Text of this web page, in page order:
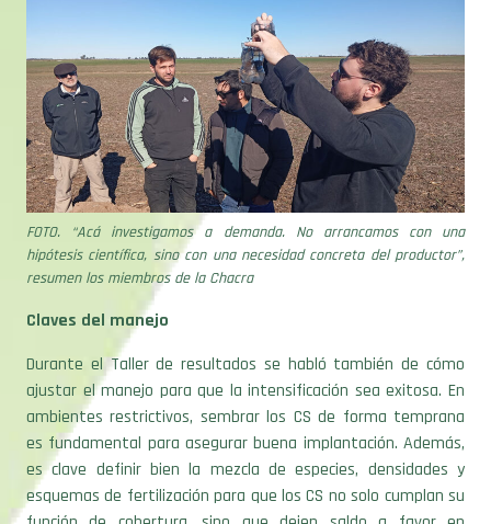
FOTO. “Acá investigamos a demanda. No arrancamos con una
hipótesis científica, sino con una necesidad concreta del productor”,
resumen los miembros de la Chacra
Claves del manejo
Durante el Taller de resultados se habló también de cómo
ajustar el manejo para que la intensificación sea exitosa. En
ambientes restrictivos, sembrar los CS de forma temprana
es fundamental para asegurar buena implantación. Además,
es clave definir bien la mezcla de especies, densidades y
esquemas de fertilización para que los CS no solo cumplan su